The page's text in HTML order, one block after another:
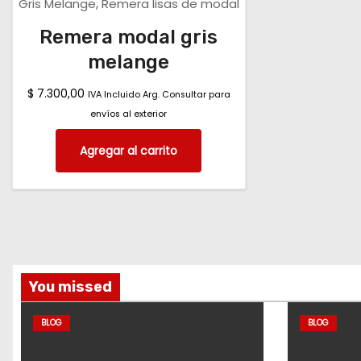
Gris Melange Remera lisas de modal
Remera modal gris
melange
$ 7.300,00 IVA Incluido Arg. Consultar para
envíos al exterior
Agregar al carrito
You missed
BLOG BLOG